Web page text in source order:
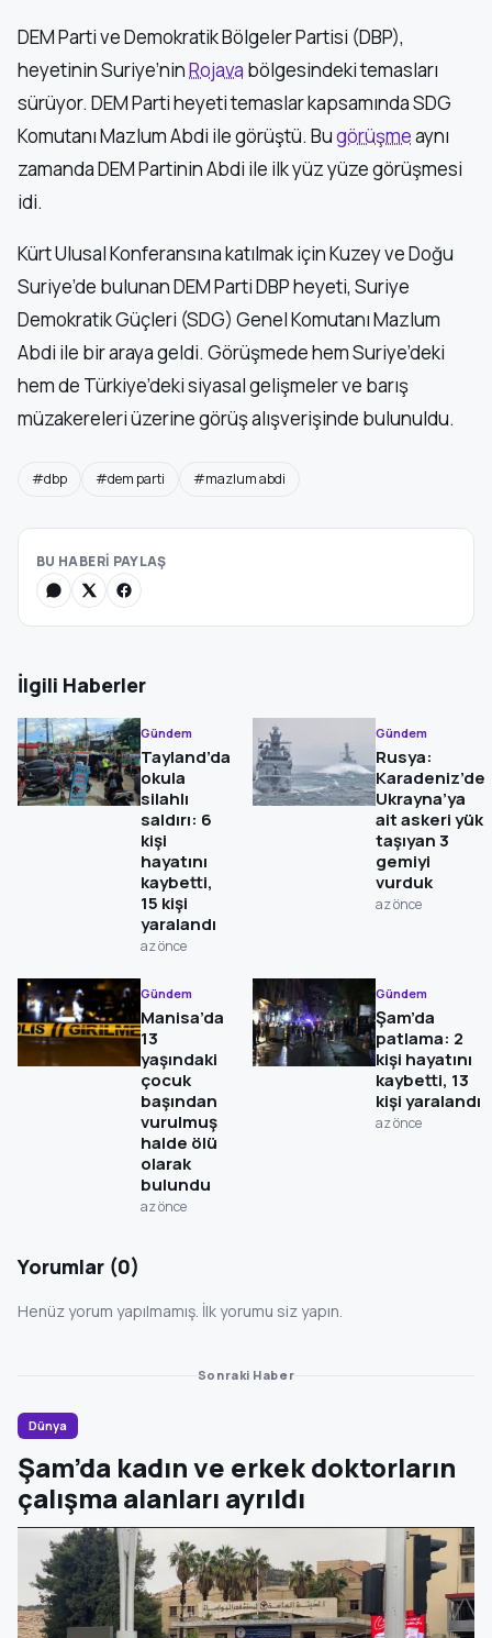
DEM Parti ve Demokratik Bölgeler Partisi (DBP),
heyetinin Suriye’ninRojava bölgesindeki temasları
sürüyor. DEM Parti heyeti temaslar kapsamında SDG
Komutanı Mazlum Abdi ile görüştü. Bugörüşmeaynı
zamanda DEM Partinin Abdi ile ilk yüz yüze görüşmesi
idi.
Kürt Ulusal Konferansına katılmak için Kuzey ve Doğu
Suriye’de bulunan DEM Parti DBP heyeti, Suriye
Demokratik Güçleri (SDG) Genel Komutanı Mazlum
Abdi ile bir araya geldi. Görüşmede hem Suriye’deki
hem de Türkiye’deki siyasal gelişmeler ve barış
müzakereleri üzerine görüş alışverişinde bulunuldu.
#dbp #dem parti #mazlum abdi
BU HABERİ PAYLAŞ
İlgili Haberler
Gündem
Tayland’da
okula
silahlı
saldırı: 6
kişi
hayatını
kaybetti,
15 kişi
yaralandı
az önce
Gündem
Rusya:
Karadeniz’de
Ukrayna’ya
ait askeri yük
taşıyan 3
gemiyi
vurduk
az önce
Gündem
Manisa’da
13
yaşındaki
çocuk
başından
vurulmuş
halde ölü
olarak
bulundu
az önce
Gündem
Şam’da
patlama: 2
kişi hayatını
kaybetti, 13
kişi yaralandı
az önce
Yorumlar (0)
Henüz yorum yapılmamış. İlk yorumu siz yapın.
Sonraki Haber
Dünya
Şam’da kadın ve erkek doktorların
çalışma alanları ayrıldı